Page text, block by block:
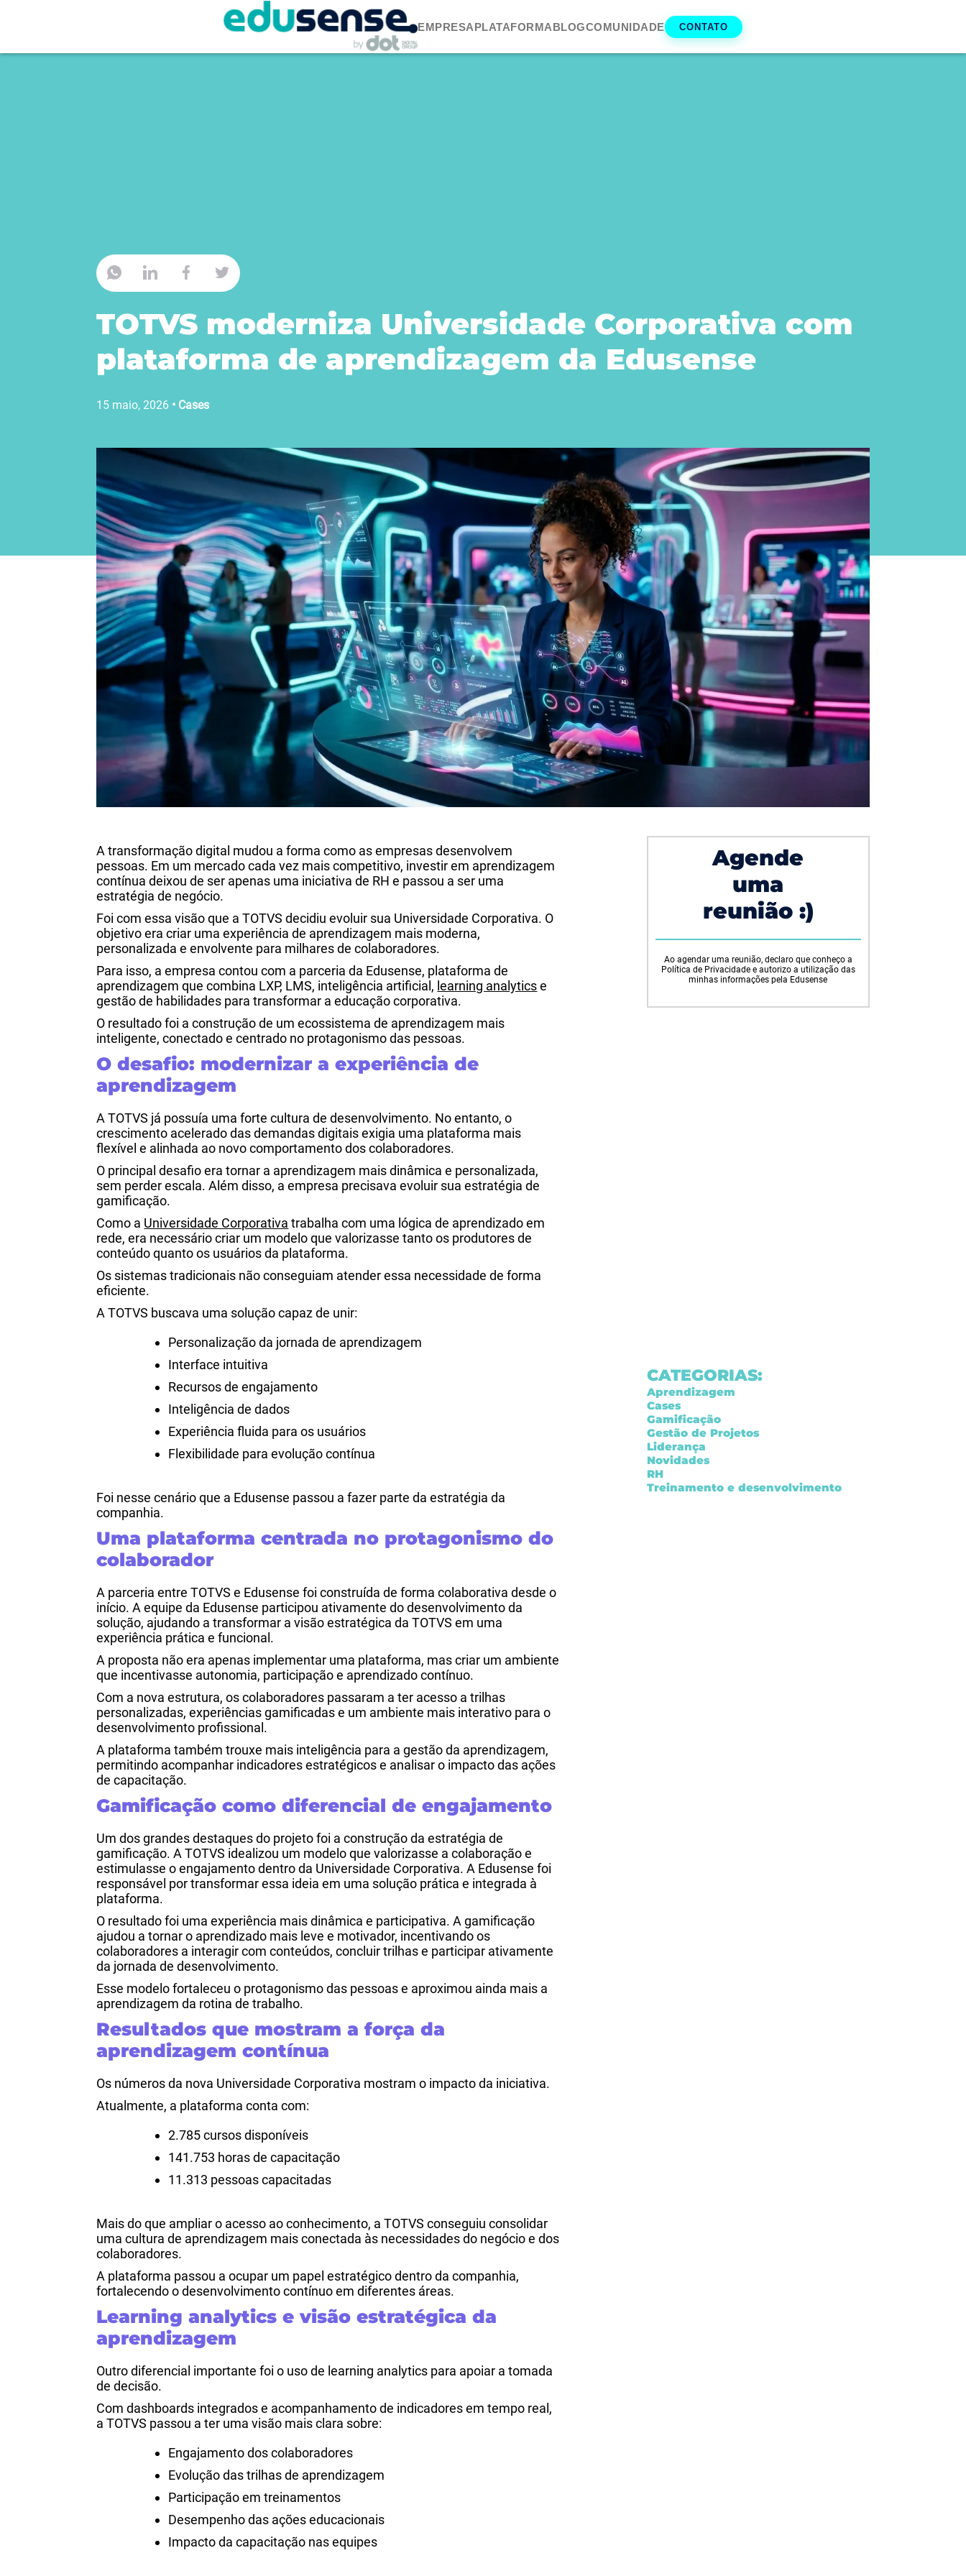
EMPRESAPLATAFORMABLOGCOMUNIDADE CONTATO
TOTVS moderniza Universidade Corporativa com
plataforma de aprendizagem da Edusense
15 maio, 2026 • Cases
A transformação digital mudou a forma como as empresas desenvolvem
pessoas. Em um mercado cada vez mais competitivo, investir em aprendizagem
contínua deixou de ser apenas uma iniciativa de RH e passou a ser uma
estratégia de negócio.
Foi com essa visão que a TOTVS decidiu evoluir sua Universidade Corporativa. O
objetivo era criar uma experiência de aprendizagem mais moderna,
personalizada e envolvente para milhares de colaboradores.
Para isso, a empresa contou com a parceria da Edusense, plataforma de
aprendizagem que combina LXP, LMS, inteligência artificial, learning analyticse
gestão de habilidades para transformar a educação corporativa.
O resultado foi a construção de um ecossistema de aprendizagem mais
inteligente, conectado e centrado no protagonismo das pessoas.
O desafio: modernizar a experiência de
aprendizagem
A TOTVS já possuía uma forte cultura de desenvolvimento. No entanto, o
crescimento acelerado das demandas digitais exigia uma plataforma mais
flexível e alinhada ao novo comportamento dos colaboradores.
O principal desafio era tornar a aprendizagem mais dinâmica e personalizada,
sem perder escala.Além disso, a empresa precisava evoluir sua estratégia de
gamificação.
Como a Universidade Corporativa trabalha com uma lógica de aprendizado em
rede, era necessário criar um modelo que valorizasse tanto os produtores de
conteúdo quanto os usuários da plataforma.
Os sistemas tradicionais não conseguiam atender essa necessidade de forma
eficiente.
A TOTVS buscava uma solução capaz de unir:
Personalização da jornada de aprendizagem
Interface intuitiva
Recursos de engajamento
Inteligência de dados
Experiência fluida para os usuários
Flexibilidade para evolução contínua
Foi nesse cenário que a Edusense passou a fazer parte da estratégia da
companhia.
Uma plataforma centrada no protagonismo do
colaborador
A parceria entre TOTVS e Edusense foi construída de forma colaborativa desde o
início.A equipe da Edusense participou ativamente do desenvolvimento da
solução, ajudando a transformar a visão estratégica da TOTVS em uma
experiência prática e funcional.
A proposta não era apenas implementar uma plataforma, mas criar um ambiente
que incentivasse autonomia, participação e aprendizado contínuo.
Com a nova estrutura, os colaboradores passaram a ter acesso a trilhas
personalizadas, experiências gamificadas e um ambiente mais interativo para o
desenvolvimento profissional.
A plataforma também trouxe mais inteligência para a gestão da aprendizagem,
permitindo acompanhar indicadores estratégicos e analisar o impacto das ações
de capacitação.
Gamificação como diferencial de engajamento
Um dos grandes destaques do projeto foi a construção da estratégia de
gamificação.A TOTVS idealizou um modelo que valorizasse a colaboração e
estimulasse o engajamento dentro da Universidade Corporativa. A Edusense foi
responsável por transformar essa ideia em uma solução prática e integrada à
plataforma.
O resultado foi uma experiência mais dinâmica e participativa.A gamificação
ajudou a tornar o aprendizado mais leve e motivador, incentivando os
colaboradores a interagir com conteúdos, concluir trilhas e participar ativamente
da jornada de desenvolvimento.
Esse modelo fortaleceu o protagonismo das pessoas e aproximou ainda mais a
aprendizagem da rotina de trabalho.
Resultados que mostram a força da
aprendizagem contínua
Os números da nova Universidade Corporativa mostram o impacto da iniciativa.
Atualmente, a plataforma conta com:
2.785 cursos disponíveis
141.753 horas de capacitação
11.313 pessoas capacitadas
Mais do que ampliar o acesso ao conhecimento, a TOTVS conseguiu consolidar
uma cultura de aprendizagem mais conectada às necessidades do negócio e dos
colaboradores.
A plataforma passou a ocupar um papel estratégico dentro da companhia,
fortalecendo o desenvolvimento contínuo em diferentes áreas.
Learning analytics e visão estratégica da
aprendizagem
Outro diferencial importante foi o uso de learning analytics para apoiar a tomada
de decisão.
Com dashboards integrados e acompanhamento de indicadores em tempo real,
a TOTVS passou a ter uma visão mais clara sobre:
Engajamento dos colaboradores
Evolução das trilhas de aprendizagem
Participação em treinamentos
Desempenho das ações educacionais
Impacto da capacitação nas equipes
Agende
uma
reunião :)
Ao agendar uma reunião, declaro que conheço a
Política de Privacidade e autorizo a utilização das
minhas informações pela Edusense
CATEGORIAS:
Aprendizagem
Cases
Gamificação
Gestão de Projetos
Liderança
Novidades
RH
Treinamento e desenvolvimento